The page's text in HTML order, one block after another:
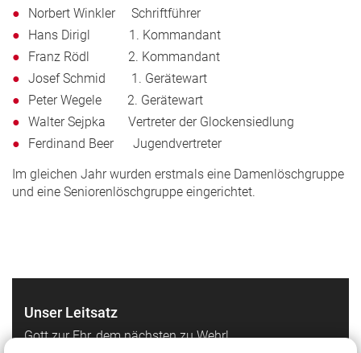
Norbert Winkler Schriftführer
Hans Dirigl 1. Kommandant
Franz Rödl 2. Kommandant
Josef Schmid 1. Gerätewart
Peter Wegele 2. Gerätewart
Walter Sejpka Vertreter der Glockensiedlung
Ferdinand Beer Jugendvertreter
Im gleichen Jahr wurden erstmals eine Damenlöschgruppe
und eine Seniorenlöschgruppe eingerichtet.
Unser Leitsatz
Gott zur Ehr, dem nächsten zu Wehr!